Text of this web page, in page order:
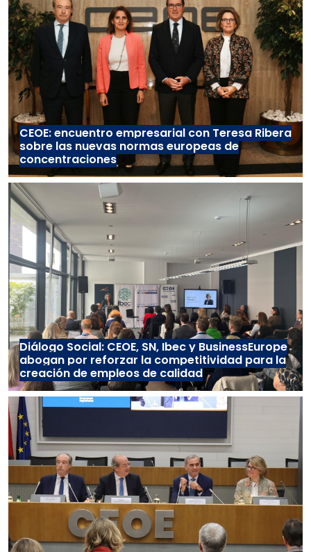
CEOE: encuentro empresarial con Teresa Ribera
sobre las nuevas normas europeas de
concentraciones
Diálogo Social: CEOE, SN, Ibec y BusinessEurope
abogan por reforzar la competitividad para la
creación de empleos de calidad